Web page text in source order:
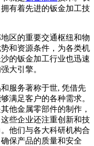
有着先进的钣金加工技
区的重要交通枢纽和物
和资源条件，为各类机
的钣金加工行业也迅速
大引擎。
服务著称于世, 凭借先
满足客户的各种需求。
他金属零部件的制作，
些企业还注重创新和技
他们与各大科研机构合
保产品的质量和安全